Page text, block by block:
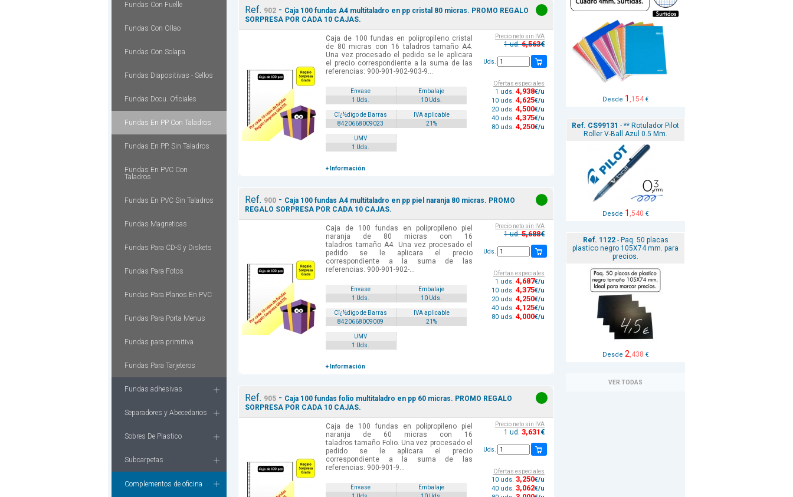
Fundas Con Fuelle
Fundas Con Ollao
Fundas Con Solapa
Fundas Diapositivas - Sellos
Fundas Docu. Oficiales
Fundas En PP Con Taladros
Fundas En PP. Sin Taladros
Fundas En PVC Con
Taladros
Fundas En PVC Sin Taladros
Fundas Magneticas
Fundas Para CD-S y Diskets
Fundas Para Fotos
Fundas Para Planos En PVC
Fundas Para Porta Menus
Fundas para primitiva
Fundas Para Tarjeteros
Fundas adhesivas
Separadores y Abecedarios
Sobres De Plastico
Subcarpetas
Complementos de oficina
Ref. 902 - Caja 100 fundas A4 multitaladro en pp cristal 80 micras. PROMO REGALO
SORPRESA POR CADA 10 CAJAS.
Caja de 100 fundas en polipropileno cristal
de 80 micras con 16 taladros tamaño A4.
Una vez procesado el pedido se le aplicara
el precio correspondiente a la suma de las
referencias: 900-901-902-903-9...
Envase
Embalaje
1 Uds.
10 Uds.
Cï¿½digo de Barras
IVA aplicable
8420668009023
21%
UMV
1 Uds.
+ Información
Precio neto sin IVA
1 ud.6,563€
Uds.
Ofertas especiales
1 uds. 4,938€/u
10 uds. 4,625€/u
20 uds. 4,500€/u
40 uds. 4,375€/u
80 uds. 4,250€/u
Ref. 900 - Caja 100 fundas A4 multitaladro en pp piel naranja 80 micras. PROMO
REGALO SORPRESA POR CADA 10 CAJAS.
Caja de 100 fundas en polipropileno piel
naranja de 80 micras con 16
taladros tamaño A4. Una vez procesado el
pedido se le aplicara el precio
correspondiente a la suma de las
referencias: 900-901-902-...
Envase
Embalaje
1 Uds.
10 Uds.
Cï¿½digo de Barras
IVA aplicable
8420668009009
21%
UMV
1 Uds.
+ Información
Precio neto sin IVA
1 ud.5,688€
Uds.
Ofertas especiales
1 uds. 4,687€/u
10 uds. 4,375€/u
20 uds. 4,250€/u
40 uds. 4,125€/u
80 uds. 4,000€/u
Ref. 905 - Caja 100 fundas folio multitaladro en pp 60 micras. PROMO REGALO
SORPRESA POR CADA 10 CAJAS.
Caja de 100 fundas en polipropileno piel
naranja de 60 micras con 16
taladros tamaño Folio. Una vez procesado el
pedido se le aplicara el precio
correspondiente a la suma de las
referencias: 900-901-9...
Envase
Embalaje
Precio neto sin IVA
1 ud. 3,631 €
Uds.
Ofertas especiales
10 uds. 3,250€/u
40 uds. 3,062€/u
Desde 1 ,154€
Ref. CS99131 - ** Rotulador Pilot
Roller V-Ball Azul 0.5 Mm.
Desde 1 ,540 €
Ref. 1122- Paq. 50 placas
plastico negro 105X74 mm. para
precios.
Desde 2,438 €
VER TODAS